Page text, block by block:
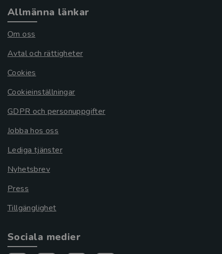
Allmänna länkar
Om oss
Avtal och rättigheter
Cookies
Cookieinställningar
GDPR och personuppgifter
Jobba hos oss
Lediga tjänster
Nyhetsbrev
Press
Tillgänglighet
Sociala medier